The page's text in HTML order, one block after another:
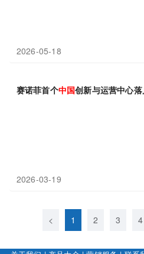
2026-05-18
赛诺菲首个中国创新与运营中心
2026-03-19
< 1 2 3 4